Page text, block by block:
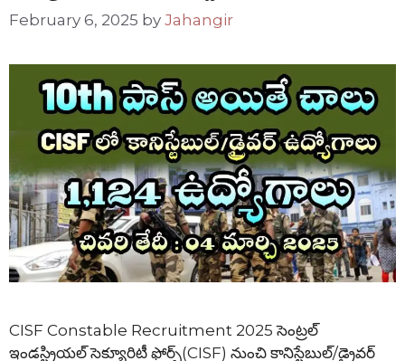
February 6, 2025 by Jahangir
CISF Constable Recruitment 2025 సెంట్రల్
ఇండస్ట్రియల్ సెక్యూరిటీ ఫోర్స్(CISF) నుంచి కానిస్టేబుల్/డ్రైవర్